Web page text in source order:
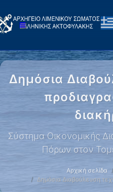
Δημόσια
Σύστημα Οικονομικής
Πόρων στον
Αρχική σελίδα
Δημόσια Διαβούλευση